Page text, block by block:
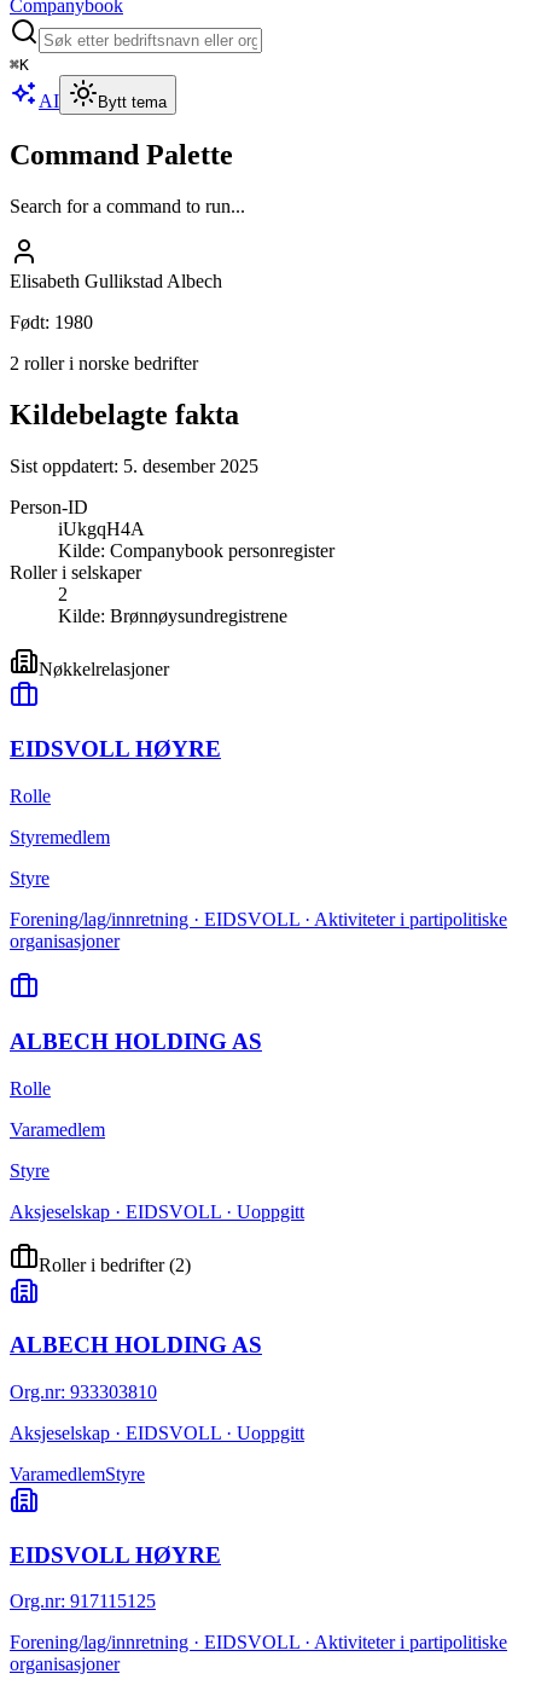
Companybook
⌘K
AI Bytt tema
Command Palette
Search for a command to run...
Elisabeth Gullikstad Albech
Født: 1980
2 roller i norske bedrifter
Kildebelagte fakta
Sist oppdatert: 5. desember 2025
Person-ID
iUkgqH4A
Kilde: Companybook personregister
Roller i selskaper
2
Kilde: Brønnøysundregistrene
Nøkkelrelasjoner
EIDSVOLL HØYRE
Rolle
Styremedlem
Styre
Forening/lag/innretning · EIDSVOLL · Aktiviteter i partipolitiske
organisasjoner
ALBECH HOLDING AS
Rolle
Varamedlem
Styre
Aksjeselskap · EIDSVOLL · Uoppgitt
Roller i bedrifter(2)
ALBECH HOLDING AS
Org.nr: 933303810
Aksjeselskap · EIDSVOLL · Uoppgitt
VaramedlemStyre
EIDSVOLL HØYRE
Org.nr: 917115125
Forening/lag/innretning · EIDSVOLL · Aktiviteter i partipolitiske
organisasjoner